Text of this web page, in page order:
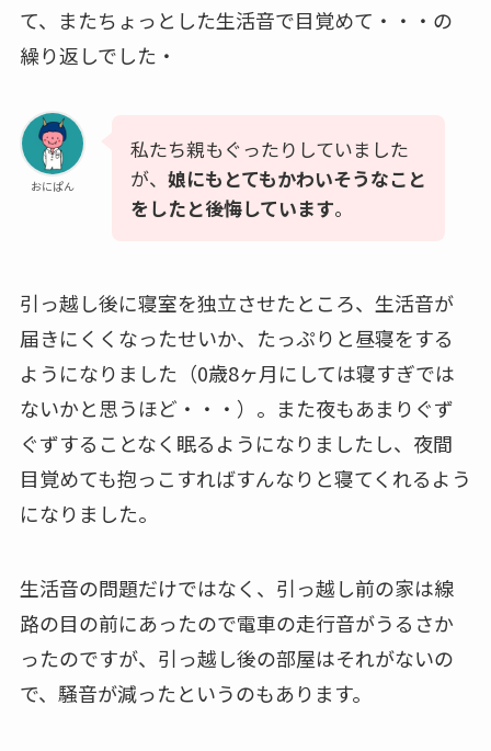
て、またちょっとした生活音で目覚めて・・・の
繰り返しでした・
おにぱん
私たち親もぐったりしていました
が、 娘にもとてもかわいそうなこと
をしたと後悔しています。
引っ越し後に寝室を独立させたところ、生活音が
届きにくくなったせいか、たっぷりと昼寝をする
ようになりました（0歳8ヶ月にしては寝すぎでは
ないかと思うほど・・・）。また夜もあまりぐず
ぐずすることなく眠るようになりましたし、夜間
目覚めても抱っこすればすんなりと寝てくれるよう
になりました。
生活音の問題だけではなく、引っ越し前の家は線
路の目の前にあったので電車の走行音がうるさか
ったのですが、引っ越し後の部屋はそれがないの
で、騒音が減ったというのもあります。